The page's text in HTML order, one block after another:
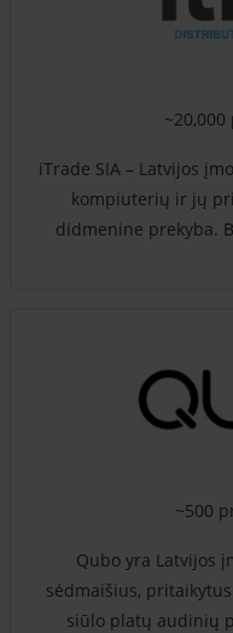
iTrade SIA – Latvijos
kompiuterių ir jų
didmenine prekyba.
~500
Qubo yra Latvijos
sėdmaišius,
siūlo platų audinių